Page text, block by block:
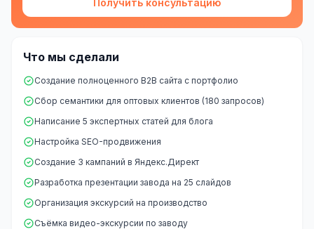
Получить консультацию
Что мы сделали
Создание полноценного B2B сайта с портфолио
Сбор семантики для оптовых клиентов (180 запросов)
Написание 5 экспертных статей для блога
Настройка SEO-продвижения
Создание 3 кампаний в Яндекс.Директ
Разработка презентации завода на 25 слайдов
Организация экскурсий на производство
Съёмка видео-экскурсии по заводу